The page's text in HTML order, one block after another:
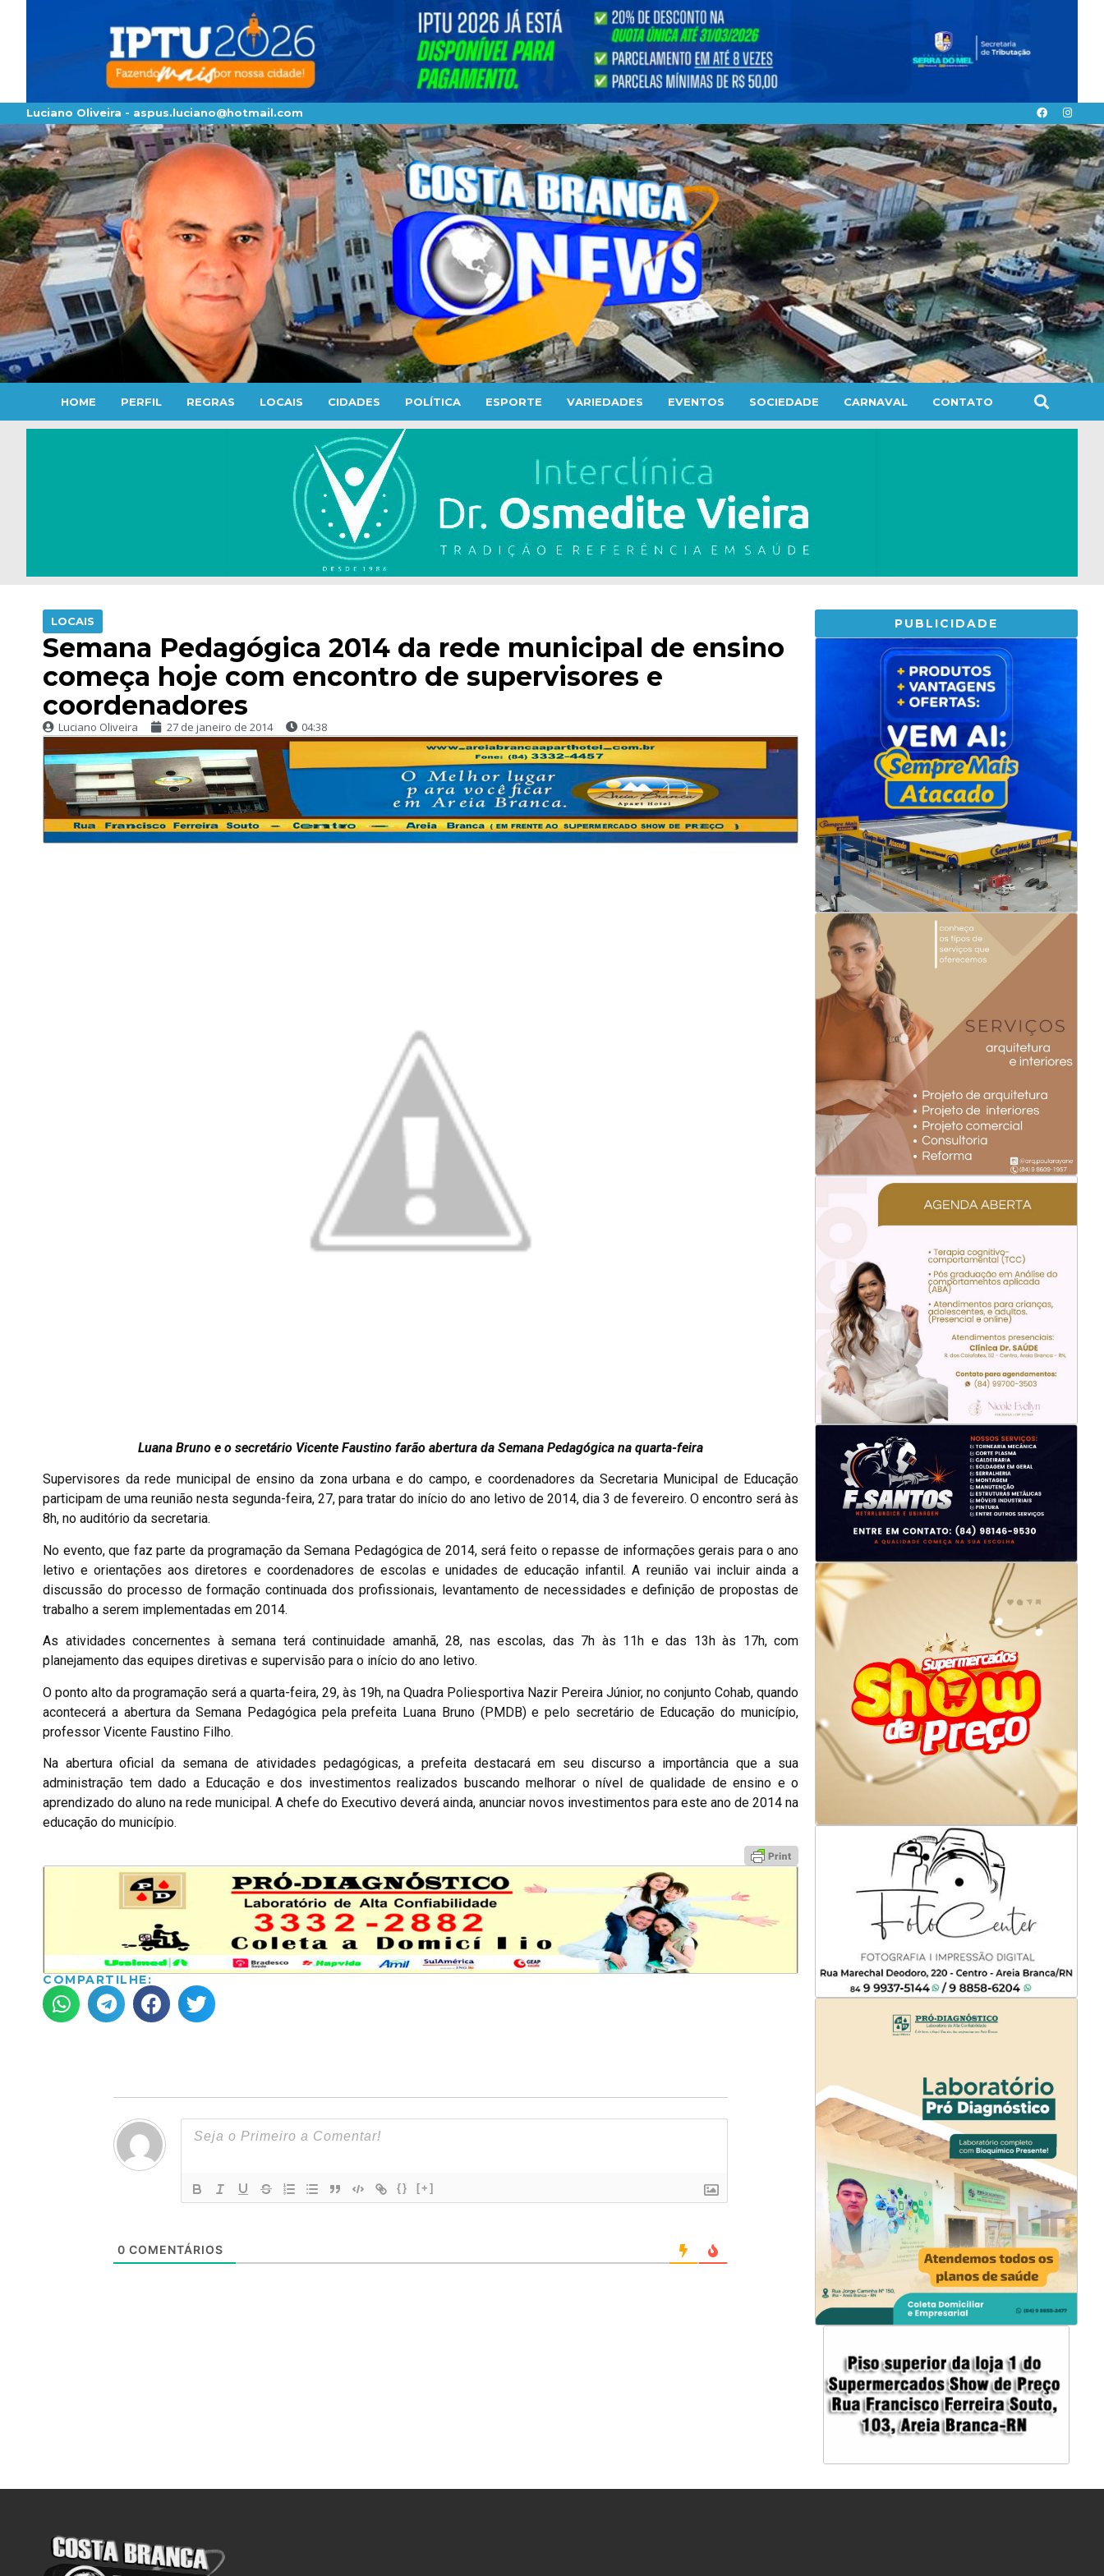
Luciano Oliveira - aspus.luciano@hotmail.com
HOME PERFIL REGRAS LOCAIS CIDADES POLÍTICA ESPORTE VARIEDADES EVENTOS SOCIEDADE CARNAVAL CONTATO
LOCAIS
Semana Pedagógica 2014 da rede municipal de ensino
começa hoje com encontro de supervisores e
coordenadores
Luciano Oliveira 27 de janeiro de 2014 04:38
Luana Bruno e o secretário Vicente Faustino farão abertura da Semana Pedagógica na quarta-feira
Supervisores da rede municipal de ensino da zona urbana e do campo, e coordenadores da Secretaria Municipal de Educação
participam de uma reunião nesta segunda-feira, 27, para tratar do início do ano letivo de 2014, dia 3 de fevereiro. O encontro será às
8h, no auditório da secretaria.
No evento, que faz parte da programação da Semana Pedagógica de 2014, será feito o repasse de informações gerais para o ano
letivo e orientações aos diretores e coordenadores de escolas e unidades de educação infantil. A reunião vai incluir ainda a
discussão do processo de formação continuada dos profissionais, levantamento de necessidades e definição de propostas de
trabalho a serem implementadas em 2014.
As atividades concernentes à semana terá continuidade amanhã, 28, nas escolas, das 7h às 11h e das 13h às 17h, com
planejamento das equipes diretivas e supervisão para o início do ano letivo.
O ponto alto da programação será a quarta-feira, 29, às 19h, na Quadra Poliesportiva Nazir Pereira Júnior, no conjunto Cohab, quando
acontecerá a abertura da Semana Pedagógica pela prefeita Luana Bruno (PMDB) e pelo secretário de Educação do município,
professor Vicente Faustino Filho.
Na abertura oficial da semana de atividades pedagógicas, a prefeita destacará em seu discurso a importância que a sua
administração tem dado a Educação e dos investimentos realizados buscando melhorar o nível de qualidade de ensino e o
aprendizado do aluno na rede municipal. A chefe do Executivo deverá ainda, anunciar novos investimentos para este ano de 2014 na
educação do município.
COMPARTILHE:
{} [+]
0 COMENTÁRIOS
PUBLICIDADE